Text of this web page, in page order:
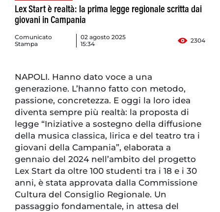
Lex Start è realtà: la prima legge regionale scritta dai
giovani in Campania
Comunicato
Stampa
02 agosto 2025
15:34
2304
NAPOLI. Hanno dato voce a una
generazione. L’hanno fatto con metodo,
passione, concretezza. E oggi la loro idea
diventa sempre più realtà: la proposta di
legge “Iniziative a sostegno della diffusione
della musica classica, lirica e del teatro tra i
giovani della Campania”, elaborata a
gennaio del 2024 nell’ambito del progetto
Lex Start da oltre 100 studenti tra i 18 e i 30
anni, è stata approvata dalla Commissione
Cultura del Consiglio Regionale. Un
passaggio fondamentale, in attesa del